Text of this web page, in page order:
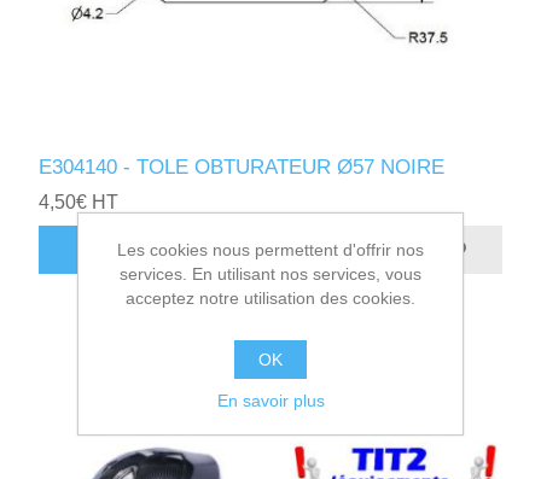
E304140 - TOLE OBTURATEUR Ø57 NOIRE
4,50€ HT
AJOUTER AU PANIER
Les cookies nous permettent d'offrir nos
services. En utilisant nos services, vous
acceptez notre utilisation des cookies.
OK
En savoir plus